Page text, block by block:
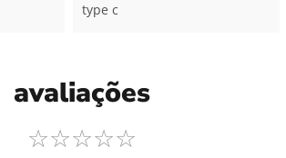
type c
avaliações
☆☆☆☆☆